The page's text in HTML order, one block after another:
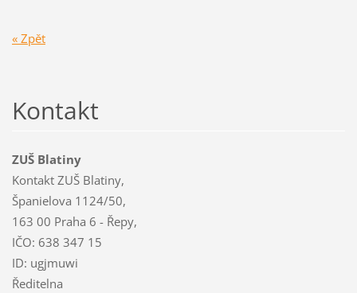
« Zpět
Kontakt
ZUŠ Blatiny
Kontakt ZUŠ Blatiny,
Španielova 1124/50,
163 00 Praha 6 - Řepy,
IČO: 638 347 15
ID: ugjmuwi
Ředitelna